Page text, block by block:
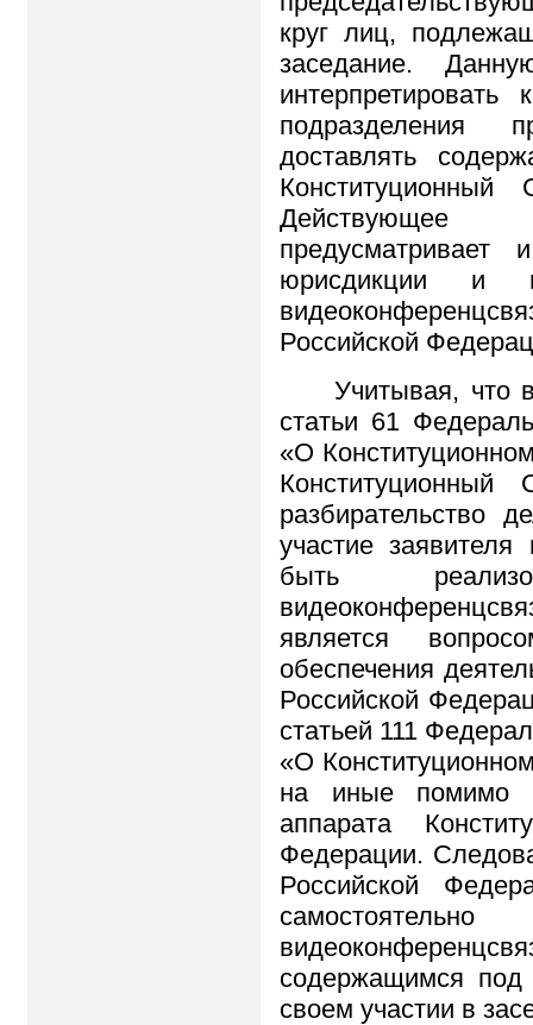
круг лиц,
заседание.
подразделения
доставлять
Действующее
юрисдикции и
Российской
Учитывая, что
статьи 61
«О
разбирательство
участие
быть
является
обеспечения
Российской
статьей 111
«О
на иные помимо
аппарата
Федерации.
Российской
содержащимся
своем участии в